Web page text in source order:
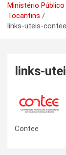
Ministério
Tocantins
links-uteis-contee
links-
Contee